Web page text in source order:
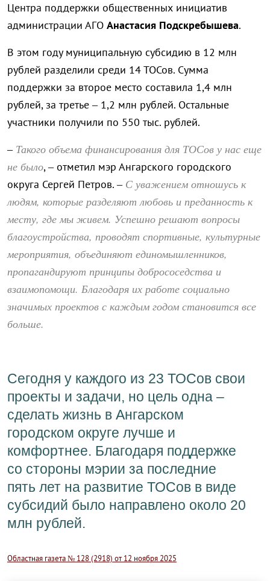
Центра поддержки общественных инициатив
администрации АГО Анастасия Подскребышева.
В этом году муниципальную субсидию в 12 млн
рублей разделили среди 14 ТОСов. Сумма
поддержки за второе место составила 1,4 млн
рублей, за третье – 1,2 млн рублей. Остальные
участники получили по 550 тыс. рублей.
– Такого объема финансирования для ТОСов у нас еще
не было, – отметил мэр Ангарского городского
округа Сергей Петров. – С уважением отношусь к
людям, которые разделяют любовь и преданность к
месту, где мы живем. Успешно решают вопросы
благоустройства, проводят спортивные, культурные
мероприятия, объединяют единомышленников,
пропагандируют принципы добрососедства и
взаимопомощи. Благодаря их работе социально
значимых проектов с каждым годом становится все
больше.
Сегодня у каждого из 23 ТОСов свои
проекты и задачи, но цель одна –
сделать жизнь в Ангарском
городском округе лучше и
комфортнее. Благодаря поддержке
со стороны мэрии за последние
пять лет на развитие ТОСов в виде
субсидий было направлено около 20
млн рублей.
Областная газета № 128 (2918) от 12 ноября 2025